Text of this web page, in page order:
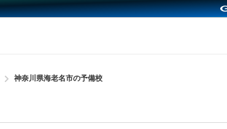
神奈川県海老名市の予備校